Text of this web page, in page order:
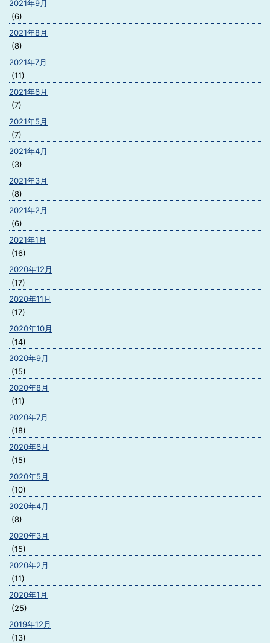
2021年9月
(6)
2021年8月
(8)
2021年7月
(11)
2021年6月
(7)
2021年5月
(7)
2021年4月
(3)
2021年3月
(8)
2021年2月
(6)
2021年1月
(16)
2020年12月
(17)
2020年11月
(17)
2020年10月
(14)
2020年9月
(15)
2020年8月
(11)
2020年7月
(18)
2020年6月
(15)
2020年5月
(10)
2020年4月
(8)
2020年3月
(15)
2020年2月
(11)
2020年1月
(25)
2019年12月
(13)